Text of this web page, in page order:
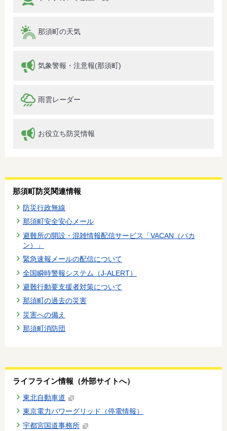
那須町の天気
気象警報・注意報(那須町)
雨雲レーダー
お役立ち防災情報
那須町防災関連情報
防災行政無線
那須町安全安心メール
避難所の開設・混雑情報配信サービス「VACAN（バカ
ン）」
緊急速報メールの配信について
全国瞬時警報システム（J-ALERT）
避難行動要支援者対策について
那須町の過去の災害
災害への備え
那須町消防団
ライフライン情報（外部サイトへ）
東北自動車道
東京電力パワーグリッド（停電情報）
宇都宮国道事務所